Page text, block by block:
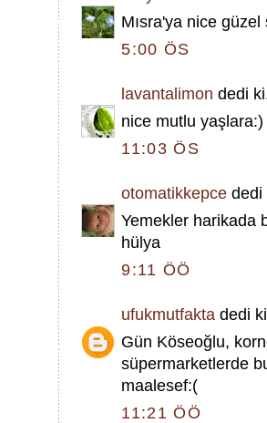
Mısra'ya nice
5:00 ÖS
lavantalimon dedi
nice mutlu
11:03 ÖS
otomatikkepce dedi
Yemekler harikada
hülya
9:11 ÖÖ
ufukmutfakta dedi
Gün Köseoğlu,
süpermarketlerde
maalesef:(
11:21 ÖÖ